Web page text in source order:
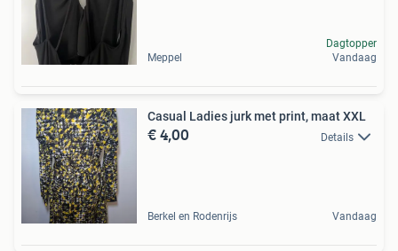
Meppel
Dagtopper
Vandaag
Casual Ladies jurk met print, maat XXL
€ 4,00 Details
Berkel en Rodenrijs Vandaag